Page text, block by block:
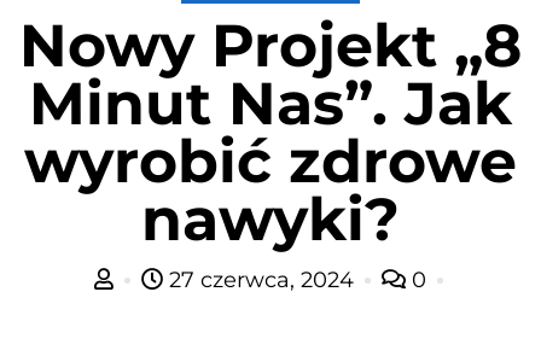
Nowy Projekt „8
Minut Nas”. Jak
wyrobić zdrowe
nawyki?
27 czerwca, 2024 0